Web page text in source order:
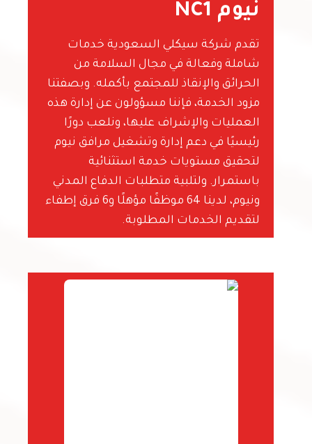
نيوم NC1
تقدم شركة سيكلي السعودية خدمات
شاملة وفعالة في مجال السلامة من
الحرائق والإنقاذ للمجتمع بأكمله. وبصفتنا
مزود الخدمة، فإننا مسؤولون عن إدارة هذه
العمليات والإشراف عليها، ونلعب دورًا
رئيسيًا في دعم إدارة وتشغيل مرافق نيوم
لتحقيق مستويات خدمة استثنائية
باستمرار. ولتلبية متطلبات الدفاع المدني
ونيوم، لدينا 64 موظفًا مؤهلًا و6 فرق إطفاء
لتقديم الخدمات المطلوبة.